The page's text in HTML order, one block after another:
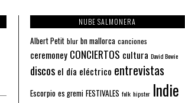
NUBE SALMONERA
Albert Petit blur bn mallorca canciones
ceremoney CONCIERTOS cultura David Bowie
discos el día eléctrico entrevistas
Escorpio es gremi FESTIVALES folk hipster Indie